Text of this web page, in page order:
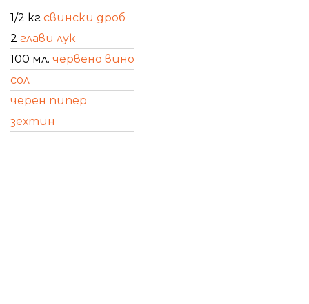
1/2 кг свински дроб
2 глави лук
100 мл. червено вино
сол
черен пипер
зехтин